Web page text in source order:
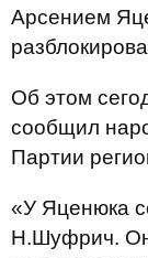
Арсением
Об этом
сообщил
Партии
«У Яценюка
Н.Шуфрич. Он